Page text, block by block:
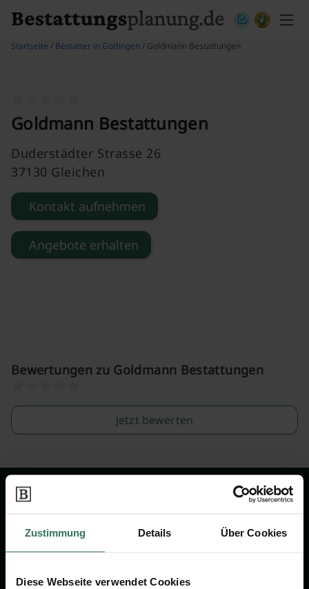
Zustimmung Details Über Cookies
Diese Webseite verwendet Cookies
Startseite / Bestatter in Göttingen / Goldmann Bestattungen
Goldmann Bestattungen
Duderstädter Strasse 26
37130 Gleichen
Kontakt aufnehmen
Angebote erhalten
Bewertungen zu Goldmann Bestattungen
Jetzt bewerten
Wir sind Ihr Ansprechpartner rund
um das Thema Bestattung &
Vorsorge.